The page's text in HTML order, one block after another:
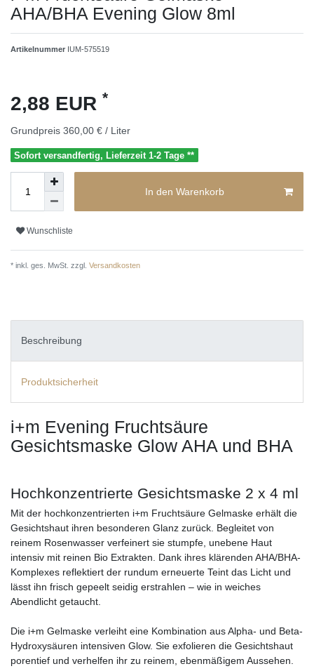
AHA/BHA Evening Glow 8ml
Artikelnummer IUM-575519
2,88 EUR *
Grundpreis 360,00 € / Liter
Sofort versandfertig, Lieferzeit 1-2 Tage **
In den Warenkorb
Wunschliste
* inkl. ges. MwSt. zzgl. Versandkosten
Beschreibung
Produktsicherheit
i+m Evening Fruchtsäure
Gesichtsmaske Glow AHA und BHA
Hochkonzentrierte Gesichtsmaske 2 x 4 ml
Mit der hochkonzentrierten i+m Fruchtsäure Gelmaske erhält die
Gesichtshaut ihren besonderen Glanz zurück. Begleitet von
reinem Rosenwasser verfeinert sie stumpfe, unebene Haut
intensiv mit reinen Bio Extrakten. Dank ihres klärenden AHA/BHA-
Komplexes reflektiert der rundum erneuerte Teint das Licht und
lässt ihn frisch gepeelt seidig erstrahlen – wie in weiches
Abendlicht getaucht.
Die i+m Gelmaske verleiht eine Kombination aus Alpha- und Beta-
Hydroxysäuren intensiven Glow. Sie exfolieren die Gesichtshaut
porentief und verhelfen ihr zu reinem, ebenmäßigem Aussehen.